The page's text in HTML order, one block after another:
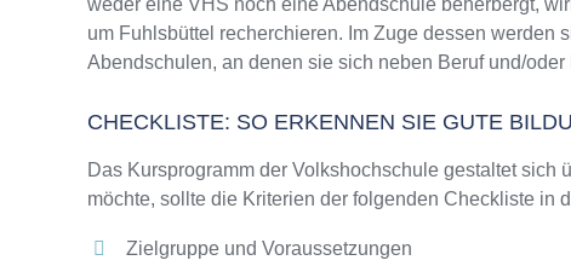
weder eine VHS noch eine Abendschule beherbergt,
um Fuhlsbüttel recherchieren. Im Zuge dessen
Abendschulen, an denen sie sich neben Beruf und/
CHECKLISTE: SO ERKENNEN SIE GUTE
Das Kursprogramm der Volkshochschule gestaltet
möchte, sollte die Kriterien der folgenden Checkliste in
Zielgruppe und Voraussetzungen